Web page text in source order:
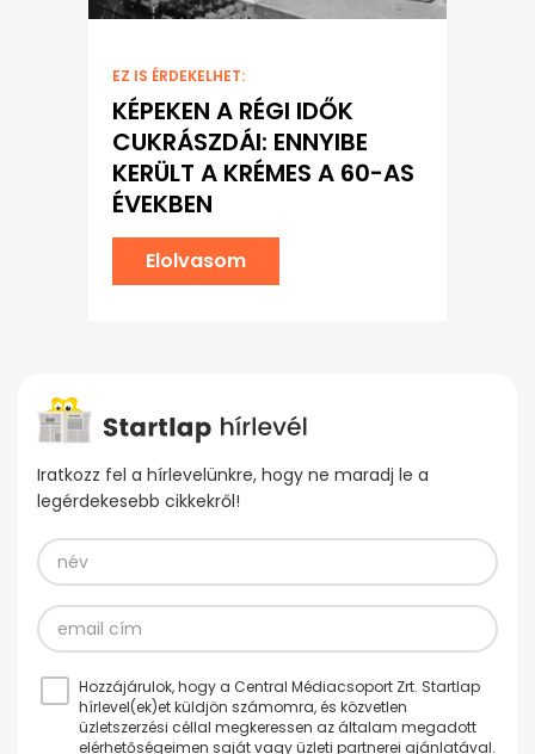
EZ IS ÉRDEKELHET:
KÉPEKEN A RÉGI IDŐK
CUKRÁSZDÁI: ENNYIBE
KERÜLT A KRÉMES A 60-AS
ÉVEKBEN
Elolvasom
Iratkozz fel a hírlevelünkre, hogy ne maradj le a
legérdekesebb cikkekről!
Hozzájárulok, hogy a Central Médiacsoport Zrt. Startlap
hírlevel(ek)et küldjön számomra, és közvetlen
üzletszerzési céllal megkeressen az általam megadott
elérhetőségeimen saját vagy üzleti partnerei ajánlatával.